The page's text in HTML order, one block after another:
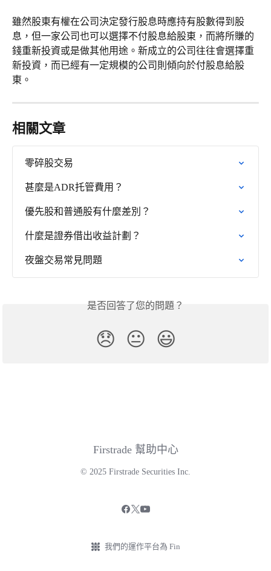
雖然股東有權在公司決定發行股息時應持有股數得到股
息，但一家公司也可以選擇不付股息給股東，而將所賺的
錢重新投資或是做其他用途。新成立的公司往往會選擇重
新投資，而已經有一定規模的公司則傾向於付股息給股
東。
相關文章
零碎股交易
甚麼是ADR托管費用？
優先股和普通股有什麼差別？
什麼是證券借出收益計劃？
夜盤交易常見問題
是否回答了您的問題？
😞 😐 😃
Firstrade 幫助中心
© 2025 Firstrade Securities Inc.
我們的運作平台為 Fin